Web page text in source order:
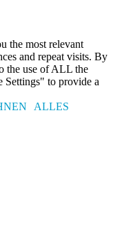
the most relevant
and repeat visits. By
the use of ALL the
to provide a
ALLES